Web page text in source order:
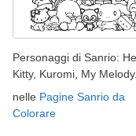
Personaggi di Sanrio:
Kitty, Kuromi, My
nelle Pagine Sanrio da
Colorare